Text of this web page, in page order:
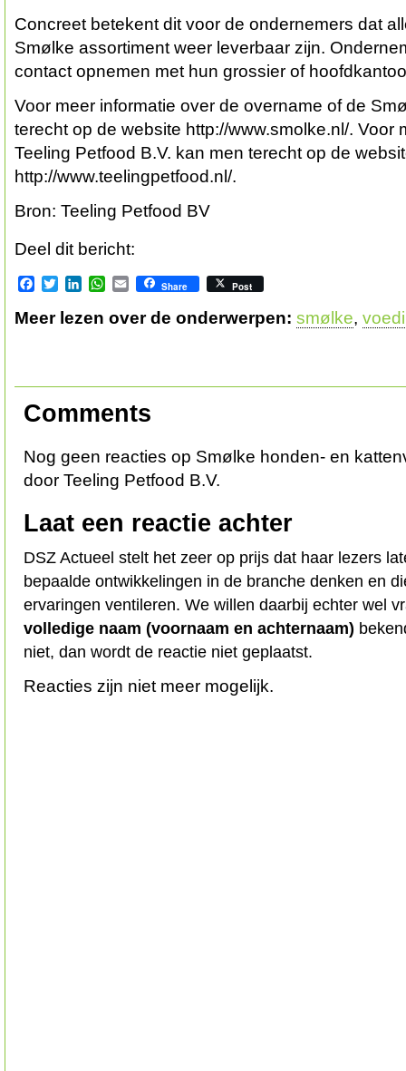
Concreet betekent dit voor de ondernemers dat
Smølke assortiment weer leverbaar zijn.
contact opnemen met hun grossier of
Voor meer informatie over de overname of de
terecht op de website http://www.smolke.nl/. Voor
Teeling Petfood B.V. kan men terecht op de
http://www.teelingpetfood.nl/.
Bron: Teeling Petfood BV
Deel dit bericht:
Facebook
TwitterLinkedInWhatsApp
EmailShare Post
Meer lezen over de onderwerpen: smølke,
Comments
Nog geen reacties op Smølke honden- en
door Teeling Petfood B.V.
Laat een reactie achter
DSZ Actueel stelt het zeer op prijs dat haar lezers
bepaalde ontwikkelingen in de branche denken en
ervaringen ventileren. We willen daarbij echter wel
volledige naam (voornaam en achternaam)
niet, dan wordt de reactie niet geplaatst.
Reacties zijn niet meer mogelijk.